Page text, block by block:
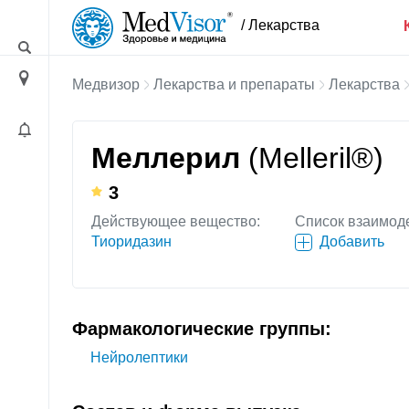
/ Лекарства
Медвизор Лекарства и препараты Лекарства
Меллерил (Melleril®)
3
Действующее вещество:
Тиоридазин
Список
Добавить
Фармакологические группы:
Нейролептики